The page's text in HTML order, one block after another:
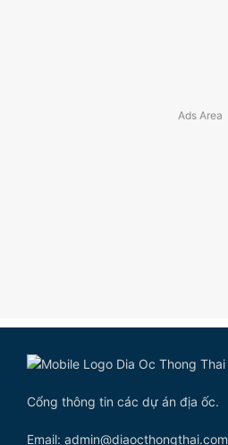
Cổng thông tin các dự án địa ốc.
Email: admin@diaocthongthai.com